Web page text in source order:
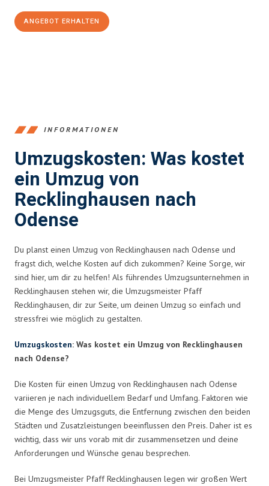
ANGEBOT ERHALTEN
INFORMATIONEN
Umzugskosten: Was kostet
ein Umzug von
Recklinghausen nach
Odense
Du planst einen Umzug von Recklinghausen nach Odense und
fragst dich, welche Kosten auf dich zukommen? Keine Sorge, wir
sind hier, um dir zu helfen! Als führendes Umzugsunternehmen in
Recklinghausen stehen wir, die Umzugsmeister Pfaff
Recklinghausen, dir zur Seite, um deinen Umzug so einfach und
stressfrei wie möglich zu gestalten.
Umzugskosten: Was kostet ein Umzug von Recklinghausen
nach Odense?
Die Kosten für einen Umzug von Recklinghausen nach Odense
variieren je nach individuellem Bedarf und Umfang. Faktoren wie
die Menge des Umzugsguts, die Entfernung zwischen den beiden
Städten und Zusatzleistungen beeinflussen den Preis. Daher ist es
wichtig, dass wir uns vorab mit dir zusammensetzen und deine
Anforderungen und Wünsche genau besprechen.
Bei Umzugsmeister Pfaff Recklinghausen legen wir großen Wert